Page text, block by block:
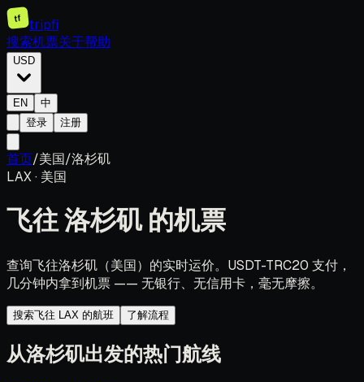
tf
tripfi
搜索机票关于帮助
USD
EN
中
登录
注册
首页/美国/洛杉矶
LAX· 美国
飞往洛杉矶的机票
查询飞往洛杉矶（美国）的实时运价。USDT-TRC20 支付，
几分钟内拿到机票 —— 无银行、无信用卡，毫无摩擦。
搜索飞往 LAX 的航班 了解流程
从洛杉矶出发的热门航线